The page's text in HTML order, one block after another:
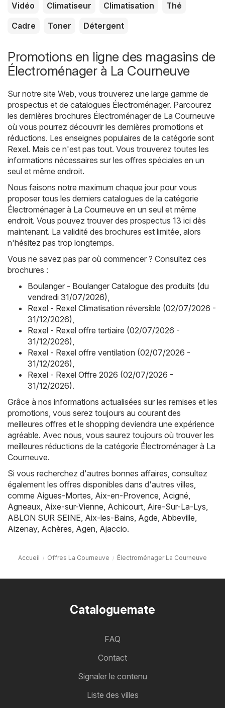
Vidéo Climatiseur Climatisation
Thé
Cadre
Toner Détergent
Promotions en ligne des magasins de
Électroménager à La Courneuve
Sur notre site Web, vous trouverez une large gamme de
prospectus et de catalogues Électroménager. Parcourez
les dernières brochures Électroménager de La Courneuve
où vous pourrez découvrir les dernières promotions et
réductions. Les enseignes populaires de la catégorie sont
Rexel. Mais ce n'est pas tout. Vous trouverez toutes les
informations nécessaires sur les offres spéciales en un
seul et même endroit.
Nous faisons notre maximum chaque jour pour vous
proposer tous les derniers catalogues de la catégorie
Électroménager à La Courneuve en un seul et même
endroit. Vous pouvez trouver des prospectus 13 ici dès
maintenant. La validité des brochures est limitée, alors
n'hésitez pas trop longtemps.
Vous ne savez pas par où commencer ? Consultez ces
brochures :
Boulanger - Boulanger Catalogue des produits (du
vendredi 31/07/2026),
Rexel - Rexel Climatisation réversible (02/07/2026 -
31/12/2026),
Rexel - Rexel offre tertiaire (02/07/2026 -
31/12/2026),
Rexel - Rexel offre ventilation (02/07/2026 -
31/12/2026),
Rexel - Rexel Offre 2026 (02/07/2026 -
31/12/2026).
Grâce à nos informations actualisées sur les remises et les
promotions, vous serez toujours au courant des
meilleures offres et le shopping deviendra une expérience
agréable. Avec nous, vous saurez toujours où trouver les
meilleures réductions de la catégorie Électroménager à La
Courneuve.
Si vous recherchez d'autres bonnes affaires, consultez
également les offres disponibles dans d'autres villes,
comme Aigues-Mortes, Aix-en-Provence, Acigné,
Agneaux, Aixe-sur-Vienne, Achicourt, Aire-Sur-La-Lys,
ABLON SUR SEINE, Aix-les-Bains, Agde, Abbeville,
Aizenay, Achères, Agen, Ajaccio.
Accueil Offres La Courneuve Électroménager La Courneuve
Cataloguemate
FAQ
Contact
Signaler le contenu
Liste des villes